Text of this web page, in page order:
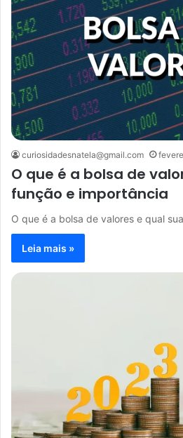
curiosidadesnatela@gmail.com
O que é a bolsa de
função e importância
O que é a bolsa de valores e qual
Leia mais »